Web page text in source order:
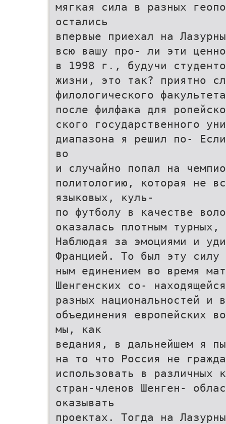
мягкая сила в разных
остались
впервые приехал на
всю вашу про- ли эти
в 1998 г., будучи
жизни, это так? приятно
филологического
после филфака для
ского государственного
диапазона я решил по-
во
и случайно попал на
политологию, которая не
языковых, куль-
по футболу в качестве
оказалась плотным
Наблюдая за эмоциями и
Францией. То был эту силу
ным единением во время
Шенгенских со-
разных национальностей и
объединения европейских
мы, как
ведания, в дальнейшем я
на то что Россия не
использовать в различных
стран-членов Шенген-
оказывать
проектах. Тогда на